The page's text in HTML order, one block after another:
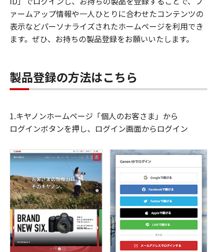
ァームアップ情報や一人ひとりに合わせたコンテンツの
表示などパーソナライズされたホームページを利用でき
ます。ぜひ、お持ちの製品登録をお願いいたします。
製品登録の方法はこちら
1.キヤノンホームページ「個人のお客さま」から
ログインボタンを押し、ログイン画面からログイン